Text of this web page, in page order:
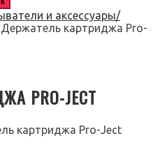
и аксессуары/
картриджа Pro-
PRO-JECT
картриджа Pro-Ject